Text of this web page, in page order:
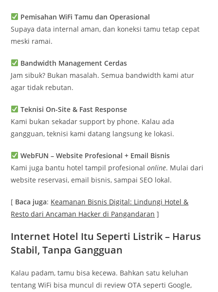
Pemisahan WiFi Tamu dan Operasional
Supaya data internal aman, dan koneksi tamu tetap cepat
meski ramai.
Bandwidth Management Cerdas
Jam sibuk? Bukan masalah. Semua bandwidth kami atur
agar tidak rebutan.
Teknisi On-Site & Fast Response
Kami bukan sekadar support by phone. Kalau ada
gangguan, teknisi kami datang langsung ke lokasi.
WebFUN – Website Profesional + Email Bisnis
Kami juga bantu hotel tampil profesionalonline. Mulai dari
website reservasi, email bisnis, sampai SEO lokal.
[ Baca juga: Keamanan Bisnis Digital: Lindungi Hotel &
Resto dari Ancaman Hacker di Pangandaran ]
Internet Hotel Itu Seperti Listrik – Harus
Stabil, Tanpa Gangguan
Kalau padam, tamu bisa kecewa. Bahkan satu keluhan
tentang WiFi bisa muncul di review OTA seperti Google,